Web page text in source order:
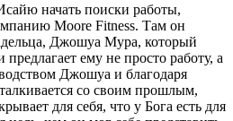
начать поиски работы,
Moore Fitness. Там он
Джошуа Мура, который
ему не просто работу, а
Джошуа и благодаря
со своим прошлым,
для себя, что у Бога есть для